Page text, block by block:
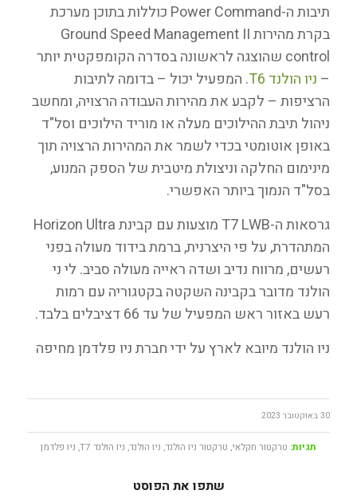
תיבות ה-Power Command כוללות בתוכן מערכת
בקרת מהירות Ground Speed Management II
control שהוצגה לראשונה בסדרה הקומפקטית יותר
– ניו הולנד T6
. המפעיל יכול – בדומה לתיבות
הרציפות – לקבע את מהירות העבודה הרצויה, ומחשב
ניהול תיבת ההילוכים מעלה או מוריד הילוכים וסל"ד
באופן אוטומטי בכדי לשמר את המהירות הרצויה תוך
מינימום החלקה וניצולת מיטבית של הספק המנוע,
בסל"ד הנמוך ביותר האפשרי.
גרסאות ה-T7 LWB מוצעות עם קבינת Horizon Ultra
המתהדרת, על פי היצרנית, ברמת בידוד מעולה בפני
רעשים, מרווח נדיב ושדה ראייה מעולה סביב. לי ני
הולנד מדובר בקבינה השקטה בקטגוריה עם רמות
רעש באזור ראש המפעיל של עד 66 דציבלים בלבד.
ניו הולנד מיובא לארץ על ידי חברת ניו פלדמן מחיפה
30 באוקטובר 2023
תגיות: טרקטור חקלאי, טרקטור ניו הולנד, ניו הולנד, ניו הולנד T7 , ניו פלדמן
שתפו את הפוסט